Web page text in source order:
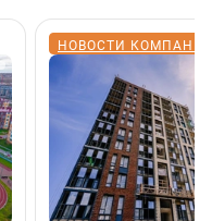
НОВОСТИ